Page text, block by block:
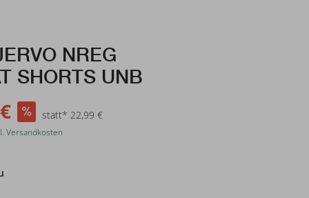
NREG
SHORTS UNB
statt* 22,99 €
Versandkosten